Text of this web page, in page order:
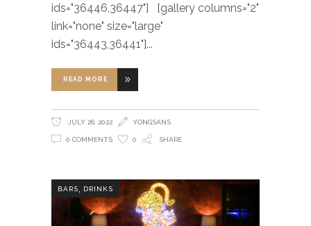
ids="36446,36447"] [gallery columns="2"
link="none" size="large"
ids="36443,36441"]
READ MORE
JULY 26, 2022 YONGSANS
0 COMMENTS 0 SHARE
BARS, DRINKS